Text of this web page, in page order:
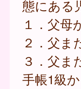
態にある
１．父母
２．父ま
３．父ま
手帳1級